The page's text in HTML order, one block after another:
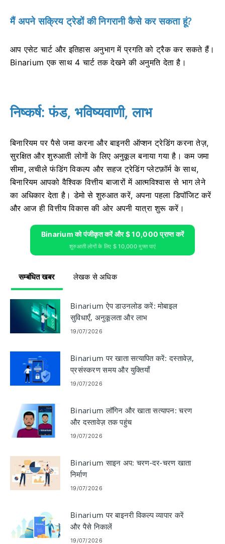
मैं अपने सक्रिय ट्रेडों की निगरानी कैसे कर सकता हूं?
आप एसेट चार्ट और इतिहास अनुभाग में प्रगति को ट्रैक कर सकते हैं।
Binarium एक साथ 4 चार्ट तक देखने की अनुमति देता है।
निष्कर्ष: फंड, भविष्यवाणी, लाभ
बिनारियम पर पैसे जमा करना और बाइनरी ऑप्शन ट्रेडिंग करना तेज़,
सुरक्षित और शुरुआती लोगों के लिए अनुकूल बनाया गया है। कम जमा
सीमा, लचीले फंडिंग विकल्प और सहज ट्रेडिंग प्लेटफ़ॉर्म के साथ,
बिनारियम आपको वैश्विक वित्तीय बाजारों में आत्मविश्वास से भाग लेने
का अधिकार देता है। डेमो से शुरुआत करें, अपना पहला डिपॉजिट करें
और आज ही वित्तीय विकास की ओर अपनी यात्रा शुरू करें।
Binarium को पंजीकृत करें और $ 10,000 प्राप्त करें
शुरुआती लोगों के लिए $ 10,000 मुफ्त पाएं
सम्बंधित खबर लेखक से अधिक
Binarium ऐप डाउनलोड करें: मोबाइल
सुविधाएँ, अनुकूलता और लाभ
19/07/2026
Binarium पर खाता सत्यापित करें: दस्तावेज़,
प्रसंस्करण समय और युक्तियाँ
19/07/2026
Binarium लॉगिन और खाता सत्यापन: चरण
और दस्तावेज़ तक पहुंच
19/07/2026
Binarium साइन अप: चरण-दर-चरण खाता
निर्माण
19/07/2026
Binarium पर बाइनरी विकल्प व्यापार करें
और पैसे निकालें
19/07/2026